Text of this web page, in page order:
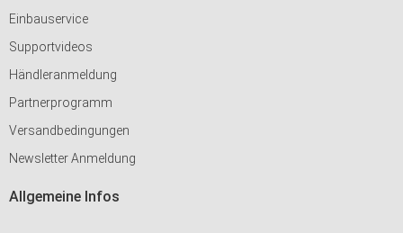
Einbauservice
Supportvideos
Händleranmeldung
Partnerprogramm
Versandbedingungen
Newsletter Anmeldung
Allgemeine Infos